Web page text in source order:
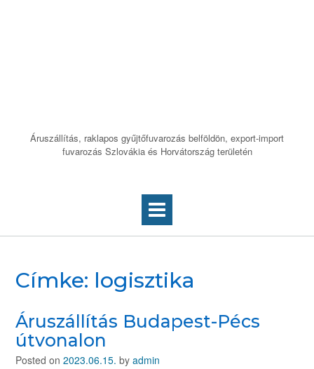
Áruszállítás, raklapos gyűjtőfuvarozás belföldön, export-import
fuvarozás Szlovákia és Horvátország területén
Címke: logisztika
Áruszállítás Budapest-Pécs
útvonalon
Posted on 2023.06.15. by admin